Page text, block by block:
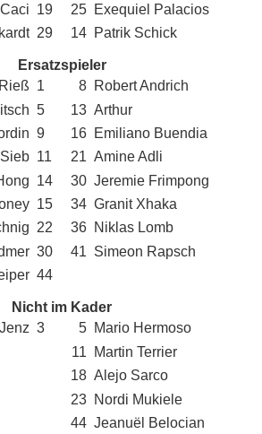
19 25 Exequiel Palacios
29 14 Patrik Schick
Ersatzspieler
1 8 Robert Andrich
5 13 Arthur
9 16 Emiliano Buendia
11 21 Amine Adli
14 30 Jeremie Frimpong
15 34 Granit Xhaka
22 36 Niklas Lomb
30 41 Simeon Rapsch
44
Nicht im Kader
3 5 Mario Hermoso
11
Martin Terrier
18 Alejo Sarco
23 Nordi Mukiele
44 Jeanuël Belocian